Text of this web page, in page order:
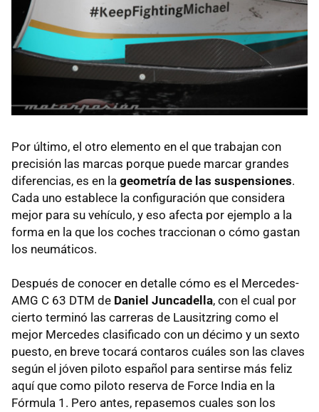
Por último, el otro elemento en el que trabajan con
precisión las marcas porque puede marcar grandes
diferencias, es en la geometría de las suspensiones.
Cada uno establece la configuración que considera
mejor para su vehículo, y eso afecta por ejemplo a la
forma en la que los coches traccionan o cómo gastan
los neumáticos.
Después de conocer en detalle cómo es el Mercedes-
AMG C 63 DTM de Daniel Juncadella, con el cual por
cierto terminó las carreras de Lausitzring como el
mejor Mercedes clasificado con un décimo y un sexto
puesto, en breve tocará contaros cuáles son las claves
según el jóven piloto español para sentirse más feliz
aquí que como piloto reserva de Force India en la
Fórmula 1. Pero antes, repasemos cuales son los